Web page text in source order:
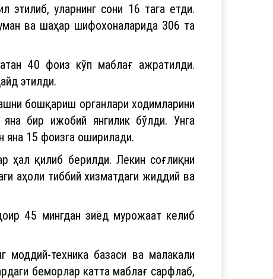
уларнинг сони 16 тага етди.
ва шаҳар шифохоналарида 306 та
40 фоиз кўп маблағ ажратилди.
этилди.
бошқариш органлари ходимларини
яна бир ижобий янгилик бўлди. Унга
яна 15 фоизга оширилади.
ҳал қилиб берилди. Лекин соғлиқни
аҳоли тиббий хизматдаги жиддий ва
45 мингдан зиёд мурожаат келиб
моддий-техника базаси ва малакали
беморлар катта маблағ сарфлаб,